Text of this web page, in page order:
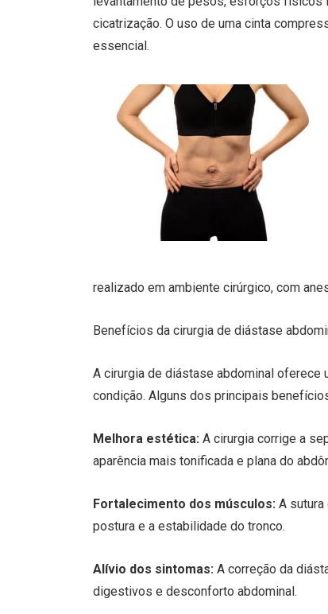
cicatrização. O uso de uma cinta
essencial.
realizado em ambiente cirúrgico, com
Benefícios da cirurgia de diástase
A cirurgia de diástase abdominal
condição. Alguns dos principais
Melhora estética: A cirurgia corrige a
aparência mais tonificada e plana do
Fortalecimento dos músculos: A
postura e a estabilidade do tronco.
Alívio dos sintomas: A correção da
digestivos e desconforto abdominal.